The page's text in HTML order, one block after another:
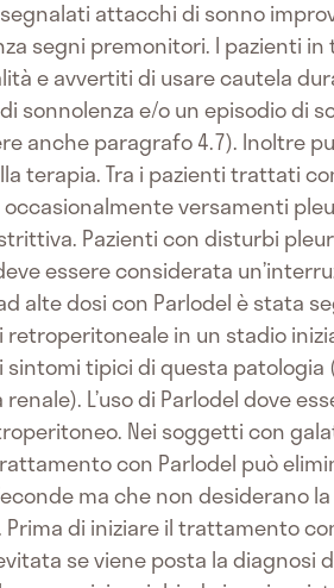
attacchi di sonno
segni premonitori. I pazienti
e avvertiti di usare cautela
sonnolenza e/o un episodio di
anche paragrafo 4.7). Inoltre
terapia. Tra i pazienti trattati
versamenti
Pazienti con disturbi
essere considerata
alte dosi con Parlodel è stata
in un stadio
tipici di questa
L’uso di Parlodel dove
Nei soggetti con
con Parlodel può
ma che non desiderano
di iniziare il trattamento
se viene posta la